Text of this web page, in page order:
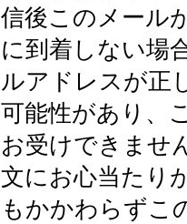
信後このメール
に到着しない場
ルアドレスが正
可能性があり、
お受けできませ
文にお心当たり
もかかわらずこ